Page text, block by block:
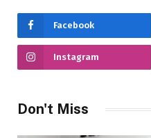
Facebook
Instagram
Don't Miss